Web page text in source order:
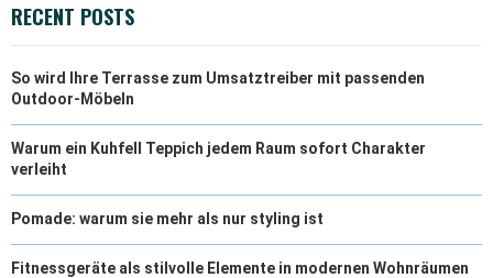
RECENT POSTS
So wird Ihre Terrasse zum Umsatztreiber mit passenden
Outdoor-Möbeln
Warum ein Kuhfell Teppich jedem Raum sofort Charakter
verleiht
Pomade: warum sie mehr als nur styling ist
Fitnessgeräte als stilvolle Elemente in modernen Wohnräumen